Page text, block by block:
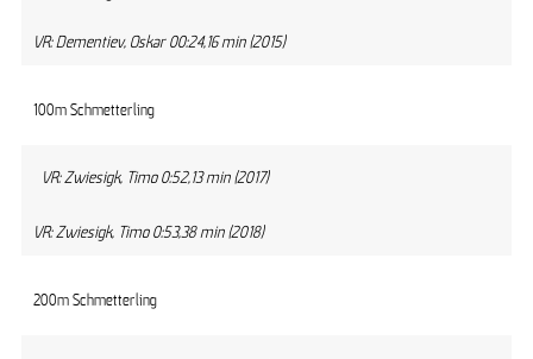
VR: Dementiev, Oskar 00:24,16 min (2015)
100m Schmetterling
VR: Zwiesigk, Timo 0:52,13 min (2017)
VR: Zwiesigk, Timo 0:53,38 min (2018)
200m Schmetterling